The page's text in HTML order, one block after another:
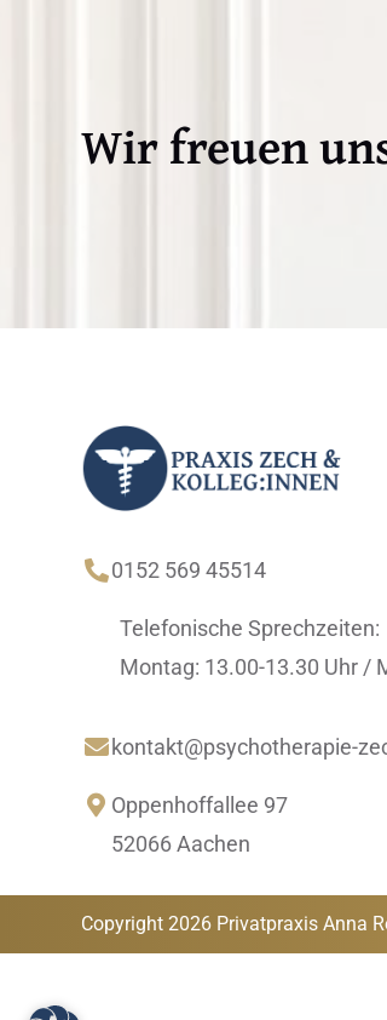
Wir freuen
0152 569 45514
Telefonische Sprechzeiten:
Montag: 13.00-13.30 Uhr /
kontakt@psychotherapie-
 Oppenhoffallee 97
52066 Aachen
Copyright 2026 Privatpraxis Anna